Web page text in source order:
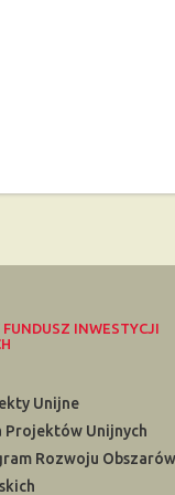
FUNDUSZ INWESTYCJI
Unijne
Projektów Unijnych
Rozwoju Obszarów